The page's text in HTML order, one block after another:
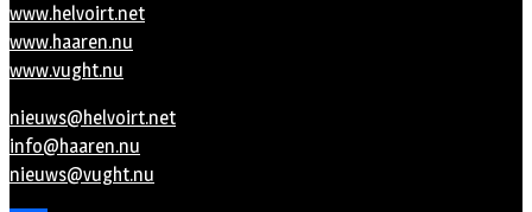
www.helvoirt.net
www.haaren.nu
www.vught.nu
nieuws@helvoirt.net
info@haaren.nu
nieuws@vught.nu